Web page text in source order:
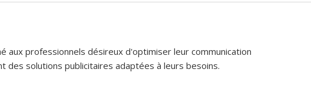
aux professionnels désireux d'optimiser leur communication
solutions publicitaires adaptées à leurs besoins.